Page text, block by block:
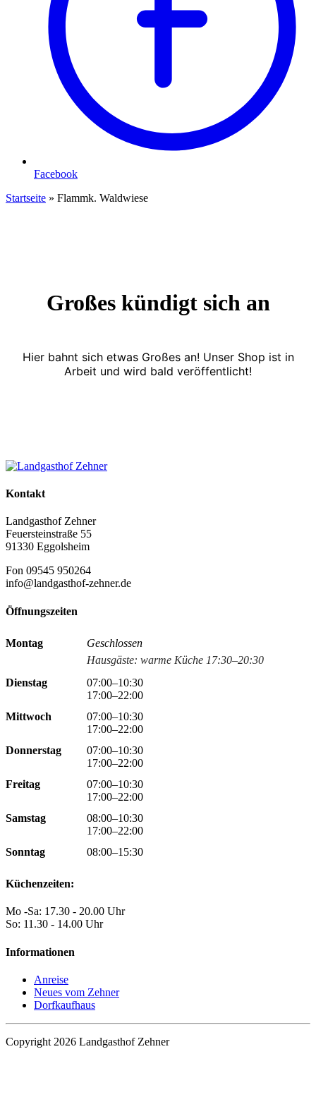
Facebook
Startseite » Flammk. Waldwiese
Großes kündigt sich an
Hier bahnt sich etwas Großes an! Unser Shop ist in
Arbeit und wird bald veröffentlicht!
Kontakt
Landgasthof Zehner
Feuersteinstraße 55
91330 Eggolsheim
Fon 09545 950264
info@landgasthof-zehner.de
Öffnungszeiten
Montag
Geschlossen
Hausgäste: warme Küche 17:30–20:30
Dienstag
07:00–10:30
17:00–22:00
Mittwoch
07:00–10:30
17:00–22:00
Donnerstag
07:00–10:30
17:00–22:00
Freitag
07:00–10:30
17:00–22:00
Samstag
08:00–10:30
17:00–22:00
Sonntag
08:00–15:30
Küchenzeiten:
Mo -Sa: 17.30 - 20.00 Uhr
So: 11.30 - 14.00 Uhr
Informationen
Anreise
Neues vom Zehner
Dorfkaufhaus
Copyright 2026 Landgasthof Zehner